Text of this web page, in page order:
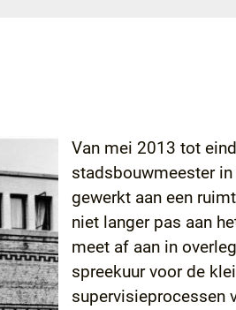
Van mei 2013 tot
stadsbouwmeester
gewerkt aan een
niet langer pas aan
meet af aan in
spreekuur voor de
supervisieprocessen